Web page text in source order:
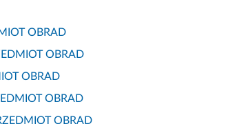
OBRAD
OBRAD
OBRAD
OBRAD
OBRAD